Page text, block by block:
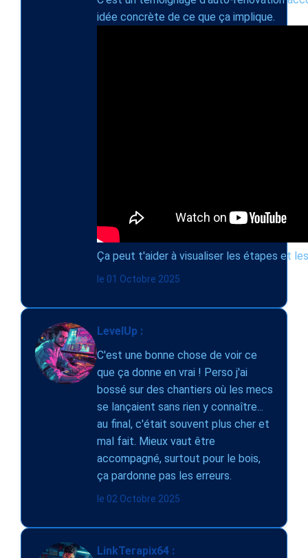
idée concrète de ce que ça implique.
Ça peut t'aider à visualiser les étapes et
le 01 Octobre 2025
LevelUp :
C'est une bonne chose de voir ce
que ça donne en vrai ! Perso j'ai
bossé sur des chantiers où les mecs
se lançaient sans rien y connaître...
au final, c'était souvent plus cher et
mal fait. Mieux vaut être
accompagné, surtout pour le bois,
ça pardonne pas les erreurs.
le 02 Octobre 2025
LinkTerapix64 :